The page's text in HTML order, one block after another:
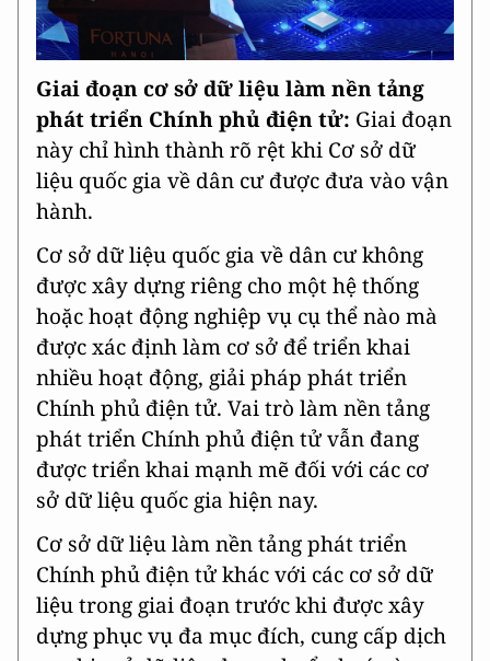
Giai đoạn cơ sở dữ liệu làm nền tảng
phát triển Chính phủ điện tử: Giai đoạn
này chỉ hình thành rõ rệt khi Cơ sở dữ
liệu quốc gia về dân cư được đưa vào vận
hành.
Cơ sở dữ liệu quốc gia về dân cư không
được xây dựng riêng cho một hệ thống
hoặc hoạt động nghiệp vụ cụ thể nào mà
được xác định làm cơ sở để triển khai
nhiều hoạt động, giải pháp phát triển
Chính phủ điện tử. Vai trò làm nền tảng
phát triển Chính phủ điện tử vẫn đang
được triển khai mạnh mẽ đối với các cơ
sở dữ liệu quốc gia hiện nay.
Cơ sở dữ liệu làm nền tảng phát triển
Chính phủ điện tử khác với các cơ sở dữ
liệu trong giai đoạn trước khi được xây
dựng phục vụ đa mục đích, cung cấp dịch